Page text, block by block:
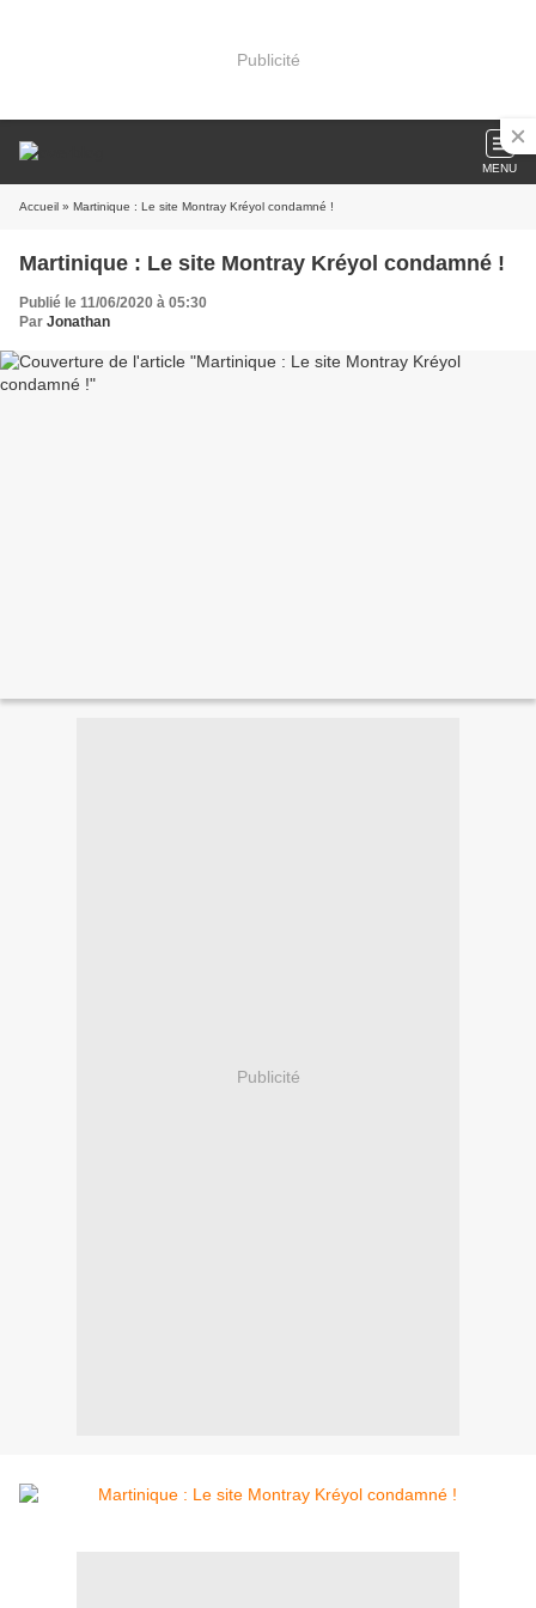
Publicité
MENU
Accueil » Martinique : Le site Montray Kréyol condamné !
Martinique : Le site Montray Kréyol condamné !
Publié le 11/06/2020 à 05:30
Par Jonathan
Publicité